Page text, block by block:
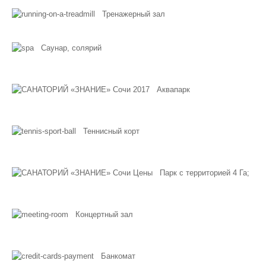
Тренажерный зал
Саунар, солярий
Аквапарк
Теннисный корт
Парк с территорией 4 Га;
Концертный зал
Банкомат